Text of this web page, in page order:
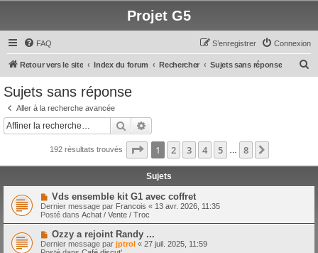
Projet G5
FAQ Connexion
S’enregistrer
Retour vers le site Index du forum Rechercher Sujets sans réponse
c
Sujets sans réponse
Aller à la recherche avancée
Rechercher
192 résultats trouvés Page 1sur8
1 2 3 4 5 8
Sujets
N
o
u
v
a
u
Vds ensemble kit G1 avec coffret
Dernier message par Francois « 13 avr. 2026, 11:35
Posté dans Achat / Vente / Troc
N
o
u
Ozzy a rejoint Randy ...
Dernier message par jptrol « 27 juil. 2025, 11:59